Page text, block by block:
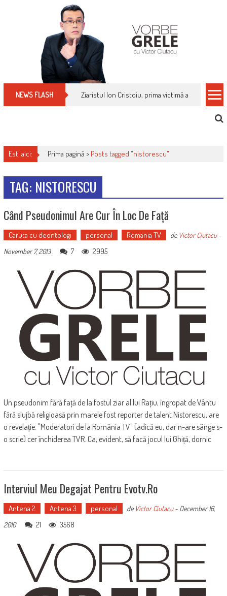
NEWS FLASH Ziaristul Ion Cristoiu, prima victimă a noi
Esti aici: Prima pagină > Posts tagged "nistorescu"
TAG: NISTORESCU
Când Pseudonimul Are Cur În Loc De Față
Caruta cu deontologi personal Romania TV de Victor Ciutacu-
November 7, 2013
7 2995
Un pseudonim fără față de la fostul ziar al lui Rațiu, îngropat de Vântu
fără slujbă religioasă prin marele fost reporter de talent Nistorescu, are
o revelație. "Moderatori de la România TV" (adică eu, dar n-are sânge s-
o scrie) cer închiderea TVR. Ca, evident, să facă jocul lui Ghiță, dornic
Interviul Meu Degajat Pentru Evotv.ro
Antena 2 Antena 3 personal de Victor Ciutacu- December 16,
2010
21 3568